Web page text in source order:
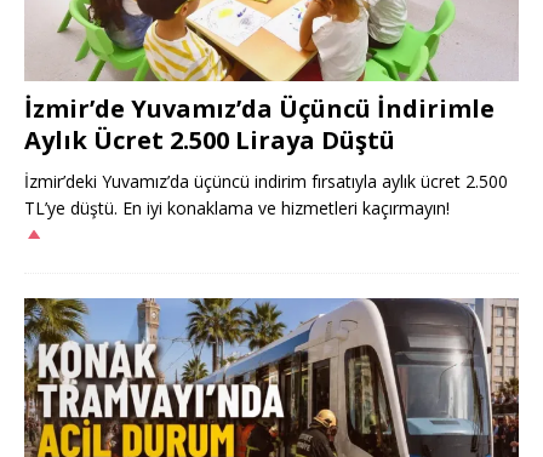
İzmir’de Yuvamız’da Üçüncü İndirimle
Aylık Ücret 2.500 Liraya Düştü
İzmir’deki Yuvamız’da üçüncü indirim fırsatıyla aylık ücret 2.500
TL’ye düştü. En iyi konaklama ve hizmetleri kaçırmayın!